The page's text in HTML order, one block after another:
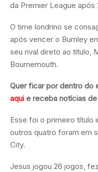
da Premier League após
O time londrino se
após vencer o Burnley
seu rival direto ao título,
Bournemouth.
Quer ficar por dentro do
aqui e receba notícias
Esse foi o primeiro título
outros quatro foram em
City.
Jesus jogou 26 jogos,